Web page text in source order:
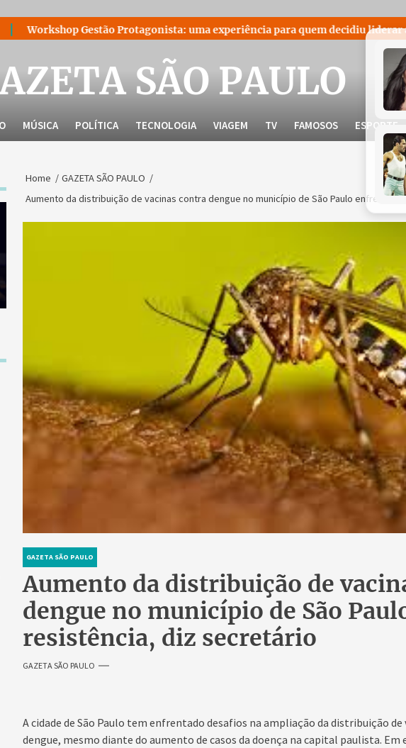
Protagonista: uma experiência para quem decidiu liderar a própria
SÃO PAULO
MÚSICA POLÍTICA TECNOLOGIA VIAGEM TV FAMOSOS ESPORTE
Home
GAZETA SÃO PAULO
Aumento da distribuição de vacinas contra dengue no município de São Paulo enfrenta
GAZETA SÃO PAULO
Aumento da distribuição de
dengue no município de São
resistência, diz secretário
GAZETA SÃO PAULO
A cidade de São Paulo tem enfrentado desafios na ampliação da distribuição de
dengue, mesmo diante do aumento de casos da doença na capital paulista. Em